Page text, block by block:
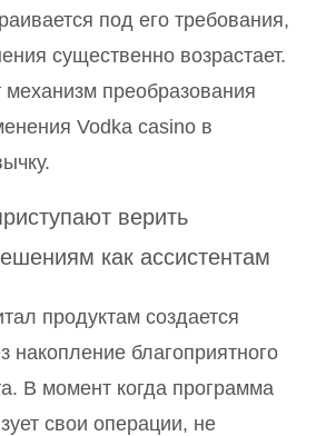
под его требования,
существенно возрастает.
механизм преобразования
Vodka casino в
верить
как ассистентам
продуктам создается
накопление благоприятного
В момент когда программа
свои операции, не